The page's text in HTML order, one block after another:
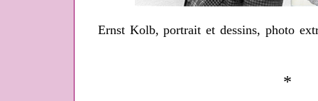
Ernst Kolb, portrait et dessins, photo
*